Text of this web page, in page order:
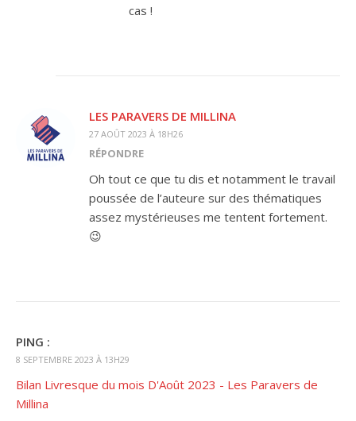
cas !
LES PARAVERS DE MILLINA
27 AOÛT 2023 À 18H26
RÉPONDRE
Oh tout ce que tu dis et notamment le travail
poussée de l’auteure sur des thématiques
assez mystérieuses me tentent fortement.
😉
PING :
8 SEPTEMBRE 2023 À 13H29
Bilan Livresque du mois D'Août 2023 - Les Paravers de
Millina